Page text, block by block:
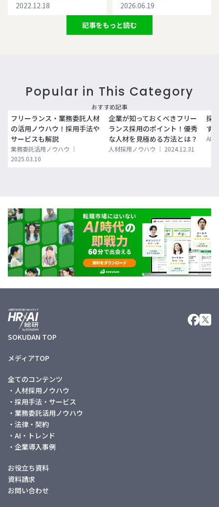
2022.12.18
2026.06.19
記事をもっと読む
Popular in This Category
おすすめ記事
フリーランス・業務委託人材
の活用ノウハウ！採用手法や
サービスも解説
業務委託活用ノウハウ ｜
2025.03.10
企業が知っておくべきフリー
ランス採用のポイント！優秀
な人材を見極める方法とは？
人材採用ノウハウ ｜ 2024.12.31
採
す
AI・
SOKUDAN TOP
メディアTOP
全てのコンテンツ
・人材採用ノウハウ
・採用手法・サービス
・業務委託活用ノウハウ
・法律・契約
・AI・トレンド
・企業導入事例
お役立ち資料
資料請求
お問い合わせ